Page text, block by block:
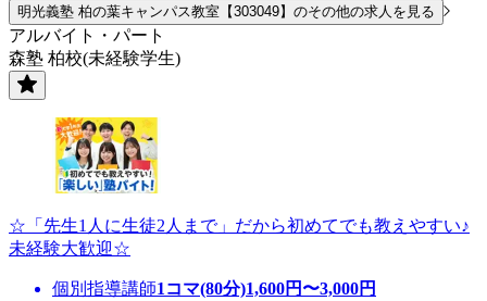
明光義塾 柏の葉キャンパス教室【303049】のその他の求人を見る
アルバイト・パート
森塾 柏校(未経験学生)
☆「先生1人に生徒2人まで」だから初めてでも教えやすい♪
未経験大歓迎☆
個別指導講師1コマ(80分)1,600円〜3,000円